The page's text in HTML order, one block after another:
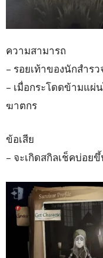
ความสามารถ
– รอยเท้าของนักสำร
– เมื่อกระโดดข้ามแผ่
ฆาตกร
ข้อเสีย
– จะเกิดสกิลเช็คบ่อย